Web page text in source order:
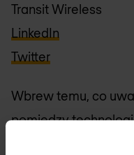
Transit Wireless
LinkedIn
Twitter
Wbrew temu, co
pomiędzy
wyłącznie